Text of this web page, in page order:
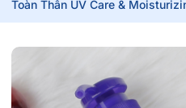
Toàn Thân UV Care &